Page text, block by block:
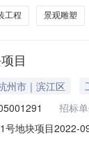
：壹万元。招标人
工程 景观雕塑
目
州市｜滨江区
招标单
号地块项目2022-